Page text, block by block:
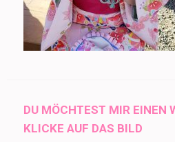
DU MÖCHTEST MIR EINEN
KLICKE AUF DAS BILD